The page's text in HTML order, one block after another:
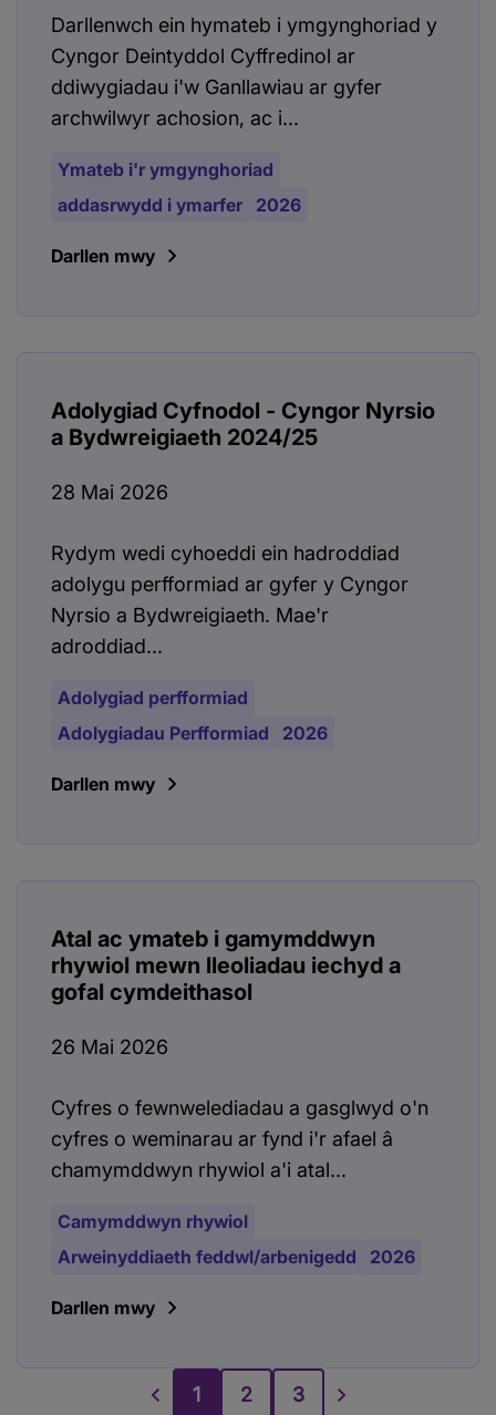
Darllenwch ein hymateb i ymgynghoriad y
Cyngor Deintyddol Cyffredinol ar
ddiwygiadau i'w Ganllawiau ar gyfer
archwilwyr achosion, ac i...
Ymateb i'r ymgynghoriad
addasrwydd i ymarfer
2026
Darllen mwy
Adolygiad Cyfnodol - Cyngor Nyrsio
a Bydwreigiaeth 2024/25
28 Mai 2026
Rydym wedi cyhoeddi ein hadroddiad
adolygu perfformiad ar gyfer y Cyngor
Nyrsio a Bydwreigiaeth. Mae'r
adroddiad...
Adolygiad perfformiad
Adolygiadau Perfformiad
2026
Darllen mwy
Atal ac ymateb i gamymddwyn
rhywiol mewn lleoliadau iechyd a
gofal cymdeithasol
26 Mai 2026
Cyfres o fewnwelediadau a gasglwyd o'n
cyfres o weminarau ar fynd i'r afael â
chamymddwyn rhywiol a'i atal...
Camymddwyn rhywiol
Arweinyddiaeth feddwl/arbenigedd
2026
Darllen mwy
1 2 3